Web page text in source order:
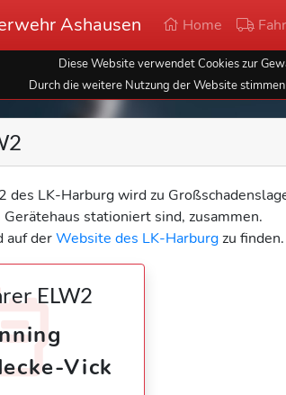
Ashausen Home
Diese Website verwendet Cookies zur
Durch die weitere Nutzung der Website
des LK-Harburg wird zu
stationiert sind, zusammen.
auf derWebsite des LK-Harburgzu finden.
ELW2
Vick